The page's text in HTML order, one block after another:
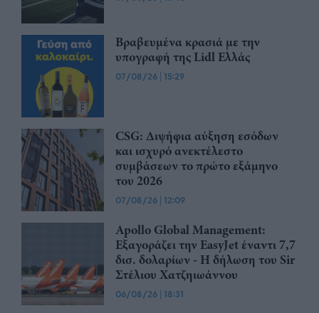
Βραβευμένα κρασιά με την
υπογραφή της Lidl Ελλάς
07/08/26 | 15:29
CSG: Διψήφια αύξηση εσόδων
και ισχυρό ανεκτέλεστο
συμβάσεων το πρώτο εξάμηνο
του 2026
07/08/26 | 12:09
Apollo Global Management:
Εξαγοράζει την EasyJet έναντι 7,7
δισ. δολαρίων - Η δήλωση του Sir
Στέλιου Χατζηιωάννου
06/08/26 | 18:31